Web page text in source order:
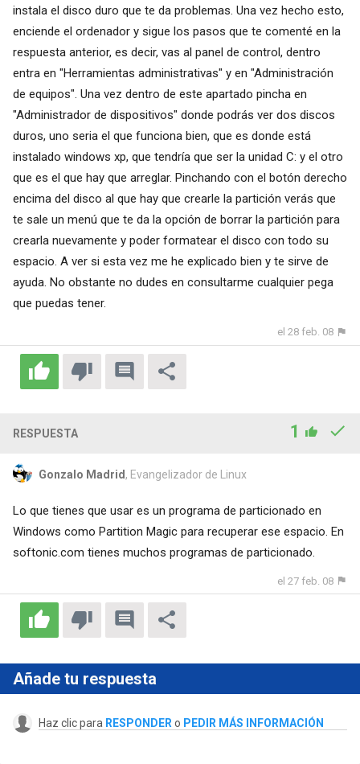
instala el disco duro que te da problemas. Una vez hecho esto,
enciende el ordenador y sigue los pasos que te comenté en la
respuesta anterior, es decir, vas al panel de control, dentro
entra en "Herramientas administrativas" y en "Administración
de equipos". Una vez dentro de este apartado pincha en
"Administrador de dispositivos" donde podrás ver dos discos
duros, uno seria el que funciona bien, que es donde está
instalado windows xp, que tendría que ser la unidad C: y el otro
que es el que hay que arreglar. Pinchando con el botón derecho
encima del disco al que hay que crearle la partición verás que
te sale un menú que te da la opción de borrar la partición para
crearla nuevamente y poder formatear el disco con todo su
espacio. A ver si esta vez me he explicado bien y te sirve de
ayuda. No obstante no dudes en consultarme cualquier pega
que puedas tener.
el 28 feb. 08
RESPUESTA 1
Gonzalo Madrid , Evangelizador de Linux
Lo que tienes que usar es un programa de particionado en
Windows como Partition Magic para recuperar ese espacio. En
softonic.com tienes muchos programas de particionado.
el 27 feb. 08
Añade tu respuesta
Haz clic para RESPONDER o PEDIR MÁS INFORMACIÓN